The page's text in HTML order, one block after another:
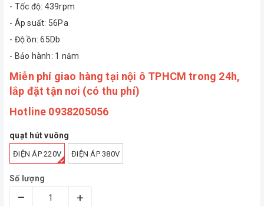
- Tốc độ: 439rpm
- Áp suất: 56Pa
- Độ ồn: 65Db
- Bảo hành: 1 năm
Miễn phí giao hàng tại nội ô TPHCM trong 24h,
lắp đặt tận nơi (có thu phí)
Hotline 0938205056
quạt hút vuông
ĐIỆN ÁP 220V ĐIỆN ÁP 380V
Số lượng
– +